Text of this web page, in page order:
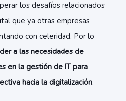
los desafíos relacionados
que ya otras empresas
con celeridad. Por lo
a las necesidades de
en la gestión de IT para
hacia la digitalización.